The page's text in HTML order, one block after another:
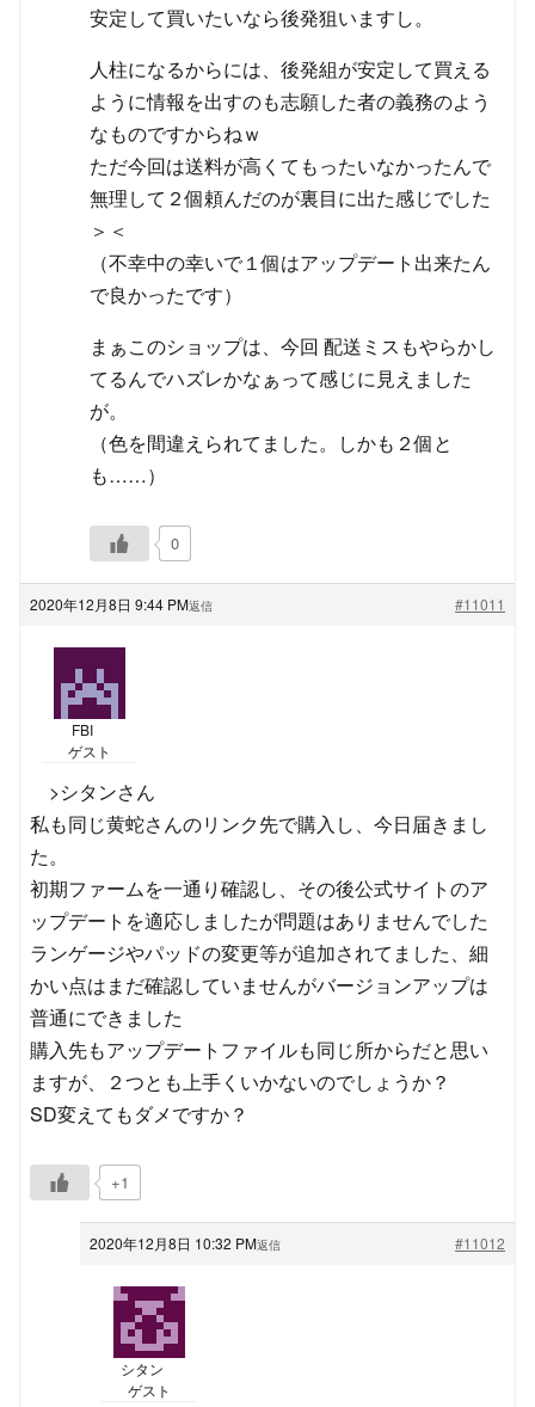
安定して買いたいなら後発狙いますし。
人柱になるからには、後発組が安定して買える
ように情報を出すのも志願した者の義務のよう
なものですからねｗ
ただ今回は送料が高くてもったいなかったんで
無理して２個頼んだのが裏目に出た感じでした
＞＜
（不幸中の幸いで１個はアップデート出来たん
で良かったです）
まぁこのショップは、今回 配送ミスもやらかし
てるんでハズレかなぁって感じに見えました
が。
（色を間違えられてました。しかも２個と
も……）
0
2020年12月8日 9:44 PM #11011
返信
FBI
ゲスト
>シタンさん
私も同じ黄蛇さんのリンク先で購入し、今日届きまし
た。
初期ファームを一通り確認し、その後公式サイトのア
ップデートを適応しましたが問題はありませんでした
ランゲージやパッドの変更等が追加されてました、細
かい点はまだ確認していませんがバージョンアップは
普通にできました
購入先もアップデートファイルも同じ所からだと思い
ますが、２つとも上手くいかないのでしょうか？
SD変えてもダメですか？
+1
2020年12月8日 10:32 PM #11012
返信
シタン
ゲスト